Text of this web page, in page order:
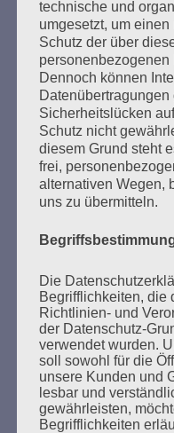
und
Erinnern heißt
Esther Bejarano
SUCHEN
NACH:
VERBRANNTEN
technische und
umgesetzt, um
Schutz der über
Dennoch können
Sicherheitslücken
Schutz nicht
diesem Grund steht
frei,
alternativen Wegen,
uns zu übermitteln.
Die
Begrifflichkeiten, die
Richtlinien- und
der Datenschutz-
verwendet wurden.
soll sowohl für die
unsere Kunden und
lesbar und
gewährleisten,
Begrifflichkeiten